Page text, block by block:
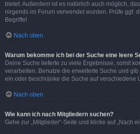
bietet. Außerdem ist es natürlich auch möglich,
nirgends im Forum verwendet wurden. Prüfe ggf.
Begriffe!
Nach oben
Warum bekomme ich bei der Suche eine leere
Deine Suche lieferte zu viele Ergebnisse, somit
verarbeiten. Benutze die erweiterte Suche und
ein oder beschränke die Suche auf verschiedene
Nach oben
Wie kann ich nach Mitgliedern suchen?
Gehe zur „Mitglieder“-Seite und klicke auf „Nach